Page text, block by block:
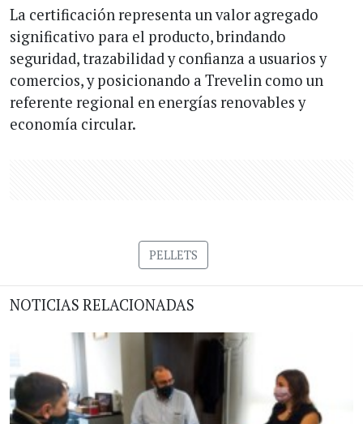
La certificación representa un valor agregado
significativo para el producto, brindando
seguridad, trazabilidad y confianza a usuarios y
comercios, y posicionando a Trevelin como un
referente regional en energías renovables y
economía circular.
PELLETS
NOTICIAS RELACIONADAS